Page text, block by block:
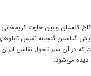
کاخ گلستان و بین خلوت
گذاشتن گنجینه نفیس
که در آن سیر تحول نقاشی ایران
دیده می‌شود.